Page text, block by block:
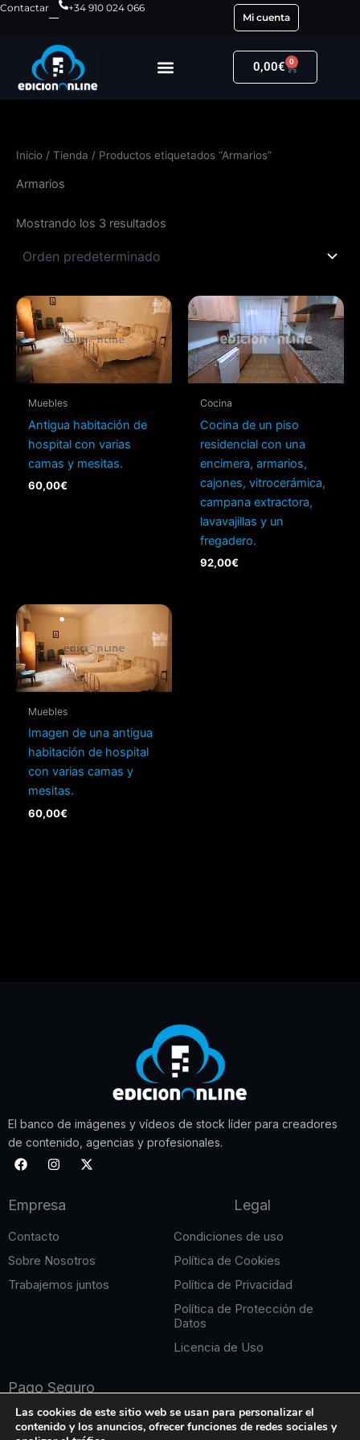
Ir
contenido
Contactar
+34 910 024 066
Mi cuenta
0,00€ 0
Carrito
Inicio / Tienda / Productos etiquetados “Armarios”
Armarios
Mostrando los 3 resultados
Muebles
Antigua habitación de
hospital con varias
camas y mesitas.
60,00€
Cocina
Cocina de un piso
residencial con una
encimera, armarios,
cajones, vitrocerámica,
campana extractora,
lavavajillas y un
fregadero.
92,00€
Muebles
Imagen de una antigua
habitación de hospital
con varias camas y
mesitas.
60,00€
El banco de imágenes y vídeos de stock líder para creadores
de contenido, agencias y profesionales.
F
a
b
o
I
n
a
r
m
X
-
r
Empresa
Contacto
Sobre Nosotros
Trabajemos juntos
Legal
Condiciones de uso
Política de Cookies
Política de Privacidad
Política de Protección de
Datos
Licencia de Uso
Pago Seguro
Las cookies de este sitio web se usan para personalizar el
contenido y los anuncios, ofrecer funciones de redes sociales y